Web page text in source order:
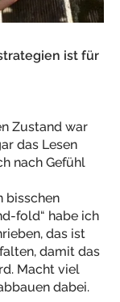
ist für
Zustand war
das Lesen
nach Gefühl
bisschen
fold“ habe ich
das ist
damit das
Macht viel
dabei.